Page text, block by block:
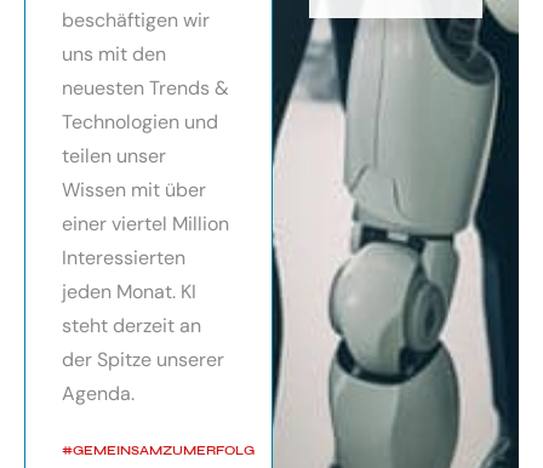
beschäftigen wir
uns mit den
neuesten Trends &
Technologien und
teilen unser
Wissen mit über
einer viertel Million
Interessierten
jeden Monat. KI
steht derzeit an
der Spitze unserer
Agenda.
#GEMEINSAMZUMERFOLG